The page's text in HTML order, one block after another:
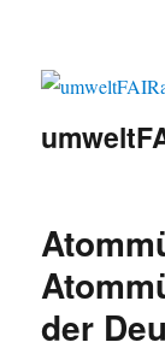
der